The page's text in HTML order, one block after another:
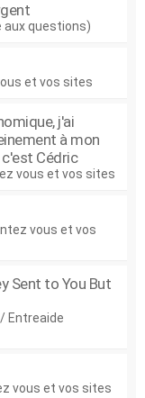
aux questions)
et vos sites
j'ai
à mon
Cédric
vous et vos sites
vous et vos
Sent to You But
Entreaide
vous et vos sites